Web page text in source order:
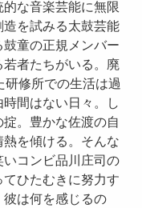
な音楽芸能に無限
を試みる太鼓芸能
童の正規メンバー
者たちがいる。廃
修所での生活は過
間はない日々。し
。豊かな佐渡の自
を傾ける。そんな
コンビ品川庄司の
ひたむきに努力す
は何を感じるの